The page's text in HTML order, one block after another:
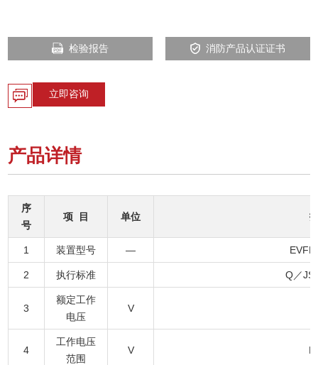
检验报告 消防产品认证证书
立即咨询
产品详情
序
号
项 目 单位
1 装置型号 —
2 执行标准 Q／
3
额定工作
电压
V
4
工作电压
范围
V